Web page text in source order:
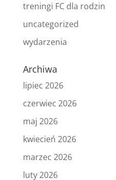
treningi FC dla rodzin
uncategorized
wydarzenia
Archiwa
lipiec 2026
czerwiec 2026
maj 2026
kwiecień 2026
marzec 2026
luty 2026